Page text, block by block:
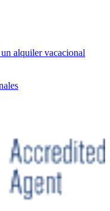
alquiler vacacional